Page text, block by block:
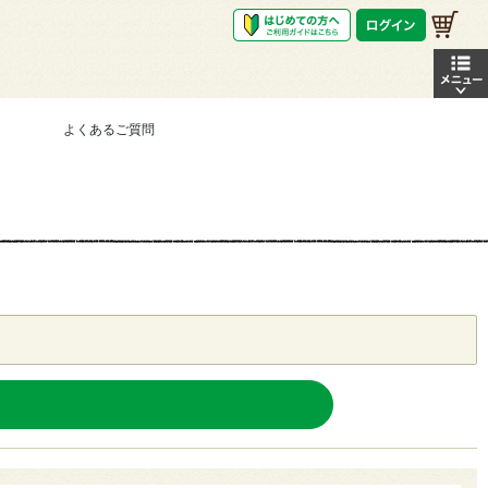
よくあるご質問